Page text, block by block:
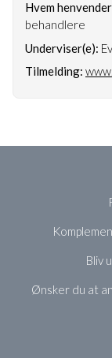
Hvem
behandlere
Underviser(e):
Tilmelding:
Bliv
Ønsker du at